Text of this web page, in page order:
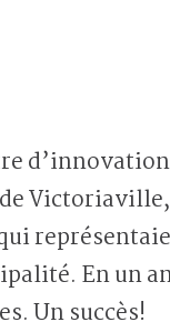
En un
Un succès!